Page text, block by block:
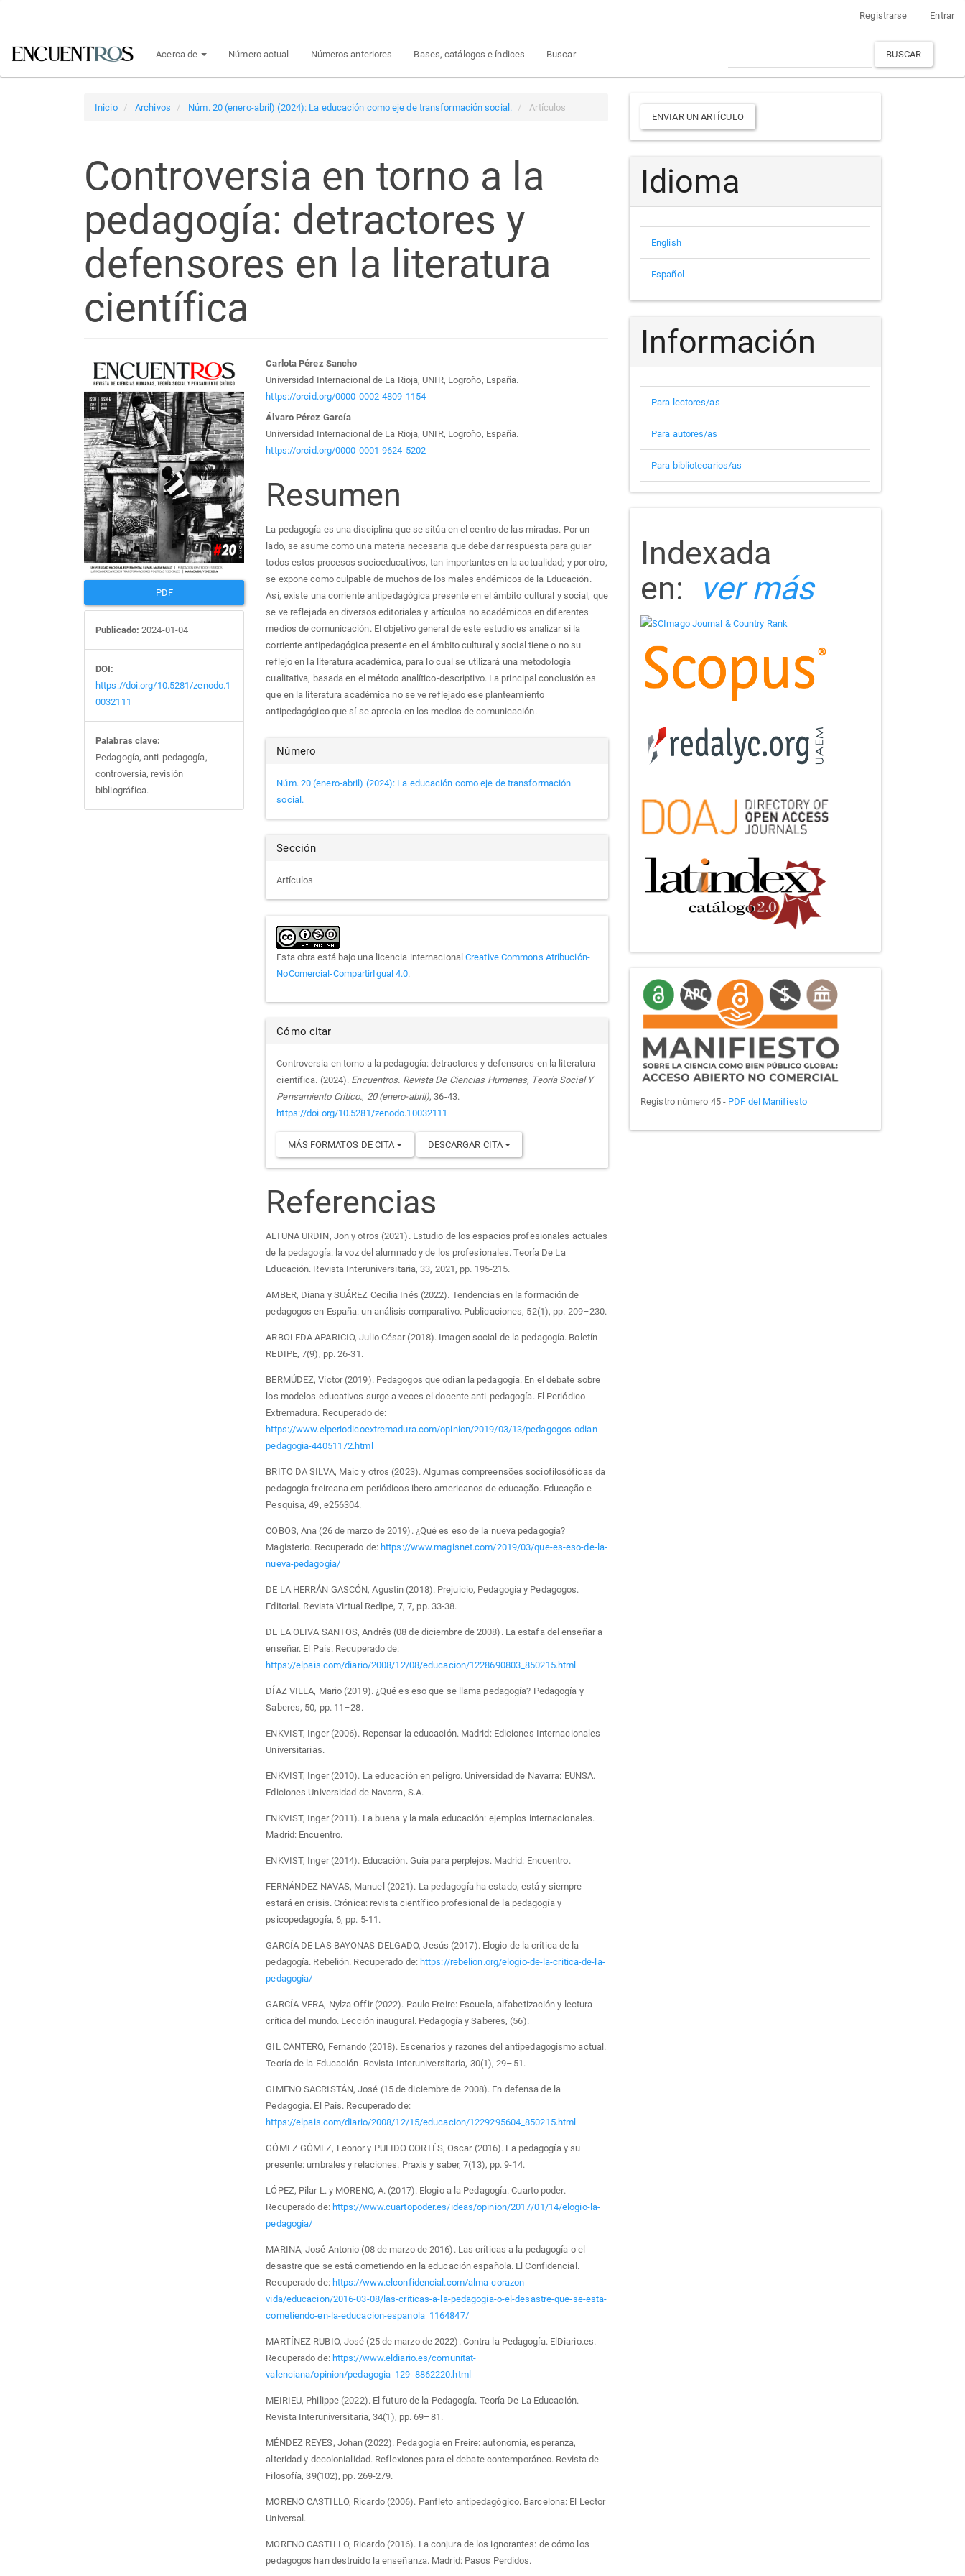
principal
Registrarse Entrar
Acerca de Número actual Números anteriores Bases, catálogos e índices Buscar BUSCAR
Inicio Archivos Núm. 20 (enero-abril) (2024): La educación como eje de transformación social. Artículos
Controversia en torno a la
pedagogía: detractores y
defensores en la literatura
científica
Barra
lateral
del
artículo
PDF
Publicado: 2024-01-04
DOI:
https://doi.org/10.5281/zenodo.1
0032111
Palabras clave:
Pedagogía, anti-pedagogía,
controversia, revisión
bibliográfica.
Contenido
principal
del
artículo
Carlota Pérez Sancho
Universidad Internacional de La Rioja, UNIR, Logroño, España.
https://orcid.org/0000-0002-4809-1154
Álvaro Pérez García
Universidad Internacional de La Rioja, UNIR, Logroño, España.
https://orcid.org/0000-0001-9624-5202
Resumen
La pedagogía es una disciplina que se sitúa en el centro de las miradas. Por un
lado, se asume como una materia necesaria que debe dar respuesta para guiar
todos estos procesos socioeducativos, tan importantes en la actualidad; y por otro,
se expone como culpable de muchos de los males endémicos de la Educación.
Así, existe una corriente antipedagógica presente en el ámbito cultural y social, que
se ve reflejada en diversos editoriales y artículos no académicos en diferentes
medios de comunicación. El objetivo general de este estudio es analizar si la
corriente antipedagógica presente en el ámbito cultural y social tiene o no su
reflejo en la literatura académica, para lo cual se utilizará una metodología
cualitativa, basada en el método analítico-descriptivo. La principal conclusión es
que en la literatura académica no se ve reflejado ese planteamiento
antipedagógico que sí se aprecia en los medios de comunicación.
Detalles
del
artículo
Número
Núm. 20 (enero-abril) (2024): La educación como eje de transformación
social.
Sección
Artículos
Esta obra está bajo una licencia internacionalCreative Commons Atribución-
NoComercial-CompartirIgual 4.0.
Cómo citar
Controversia en torno a la pedagogía: detractores y defensores en la literatura
científica. (2024). Encuentros. Revista De Ciencias Humanas, Teoría Social Y
Pensamiento Crítico. , 20 (enero-abril), 36-43.
https://doi.org/10.5281/zenodo.10032111
MÁS FORMATOS DE CITA DESCARGAR CITA
Referencias
ALTUNA URDIN, Jon y otros (2021). Estudio de los espacios profesionales actuales
de la pedagogía: la voz del alumnado y de los profesionales. Teoría De La
Educación. Revista Interuniversitaria, 33, 2021, pp. 195-215.
AMBER, Diana y SUÁREZ Cecilia Inés (2022). Tendencias en la formación de
pedagogos en España: un análisis comparativo. Publicaciones, 52(1), pp. 209–230.
ARBOLEDA APARICIO, Julio César (2018). Imagen social de la pedagogía. Boletín
REDIPE, 7(9), pp. 26-31.
BERMÚDEZ, Víctor (2019). Pedagogos que odian la pedagogía. En el debate sobre
los modelos educativos surge a veces el docente anti-pedagogía. El Periódico
Extremadura. Recuperado de:
https://www.elperiodicoextremadura.com/opinion/2019/03/13/pedagogos-odian-
pedagogia-44051172.html
BRITO DA SILVA, Maic y otros (2023). Algumas compreensões sociofilosóficas da
pedagogia freireana em periódicos ibero-americanos de educação. Educação e
Pesquisa, 49, e256304.
COBOS, Ana (26 de marzo de 2019). ¿Qué es eso de la nueva pedagogía?
Magisterio. Recuperado de: https://www.magisnet.com/2019/03/que-es-eso-de-la-
nueva-pedagogia/
DE LA HERRÁN GASCÓN, Agustín (2018). Prejuicio, Pedagogía y Pedagogos.
Editorial. Revista Virtual Redipe, 7, 7, pp. 33-38.
DE LA OLIVA SANTOS, Andrés (08 de diciembre de 2008). La estafa del enseñar a
enseñar. El País. Recuperado de:
https://elpais.com/diario/2008/12/08/educacion/1228690803_850215.html
DÍAZ VILLA, Mario (2019). ¿Qué es eso que se llama pedagogía? Pedagogía y
Saberes, 50, pp. 11–28.
ENKVIST, Inger (2006). Repensar la educación. Madrid: Ediciones Internacionales
Universitarias.
ENKVIST, Inger (2010). La educación en peligro. Universidad de Navarra: EUNSA.
Ediciones Universidad de Navarra, S.A.
ENKVIST, Inger (2011). La buena y la mala educación: ejemplos internacionales.
Madrid: Encuentro.
ENKVIST, Inger (2014). Educación. Guía para perplejos. Madrid: Encuentro.
FERNÁNDEZ NAVAS, Manuel (2021). La pedagogía ha estado, está y siempre
estará en crisis. Crónica: revista científico profesional de la pedagogía y
psicopedagogía, 6, pp. 5-11.
GARCÍA DE LAS BAYONAS DELGADO, Jesús (2017). Elogio de la crítica de la
pedagogía. Rebelión. Recuperado de: https://rebelion.org/elogio-de-la-critica-de-la-
pedagogia/
GARCÍA-VERA, Nylza Offir (2022). Paulo Freire: Escuela, alfabetización y lectura
crítica del mundo. Lección inaugural. Pedagogía y Saberes, (56).
GIL CANTERO, Fernando (2018). Escenarios y razones del antipedagogismo actual.
Teoría de la Educación. Revista Interuniversitaria, 30(1), 29–51.
GIMENO SACRISTÁN, José (15 de diciembre de 2008). En defensa de la
Pedagogía. El País. Recuperado de:
https://elpais.com/diario/2008/12/15/educacion/1229295604_850215.html
GÓMEZ GÓMEZ, Leonor y PULIDO CORTÉS, Oscar (2016). La pedagogía y su
presente: umbrales y relaciones. Praxis y saber, 7(13), pp. 9-14.
LÓPEZ, Pilar L. y MORENO, A. (2017). Elogio a la Pedagogía. Cuarto poder.
Recuperado de: https://www.cuartopoder.es/ideas/opinion/2017/01/14/elogio-la-
pedagogia/
MARINA, José Antonio (08 de marzo de 2016). Las críticas a la pedagogía o el
desastre que se está cometiendo en la educación española. El Confidencial.
Recuperado de: https://www.elconfidencial.com/alma-corazon-
vida/educacion/2016-03-08/las-criticas-a-la-pedagogia-o-el-desastre-que-se-esta-
cometiendo-en-la-educacion-espanola_1164847/
MARTÍNEZ RUBIO, José (25 de marzo de 2022). Contra la Pedagogía. ElDiario.es.
Recuperado de: https://www.eldiario.es/comunitat-
valenciana/opinion/pedagogia_129_8862220.html
MEIRIEU, Philippe (2022). El futuro de la Pedagogía. Teoría De La Educación.
Revista Interuniversitaria, 34(1), pp. 69–81.
MÉNDEZ REYES, Johan (2022). Pedagogía en Freire: autonomía, esperanza,
alteridad y decolonialidad. Reflexiones para el debate contemporáneo. Revista de
Filosofía, 39(102), pp. 269-279.
MORENO CASTILLO, Ricardo (2006). Panfleto antipedagógico. Barcelona: El Lector
Universal.
MORENO CASTILLO, Ricardo (2016). La conjura de los ignorantes: de cómo los
pedagogos han destruido la enseñanza. Madrid: Pasos Perdidos.
Enviar
un
artículo
ENVIAR UN ARTÍCULO
Idioma
English
Español
Información
Para lectores/as
Para autores/as
Para bibliotecarios/as
indizada
Indexada
en:
ver más
manifiesto
Registro número 45 - PDF del Manifiesto